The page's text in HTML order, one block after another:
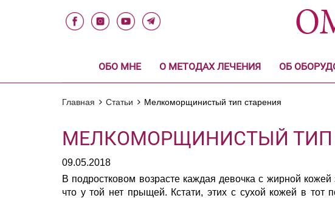
ОБО МНЕ О МЕТОДАХ ЛЕЧЕНИЯ ОБ
Главная Статьи Мелкоморщинистый тип старения
МЕЛКОМОРЩИНИСТЫЙ ТИП
09.05.2018
В подростковом возрасте каждая девочка с жирной кожей
что у той нет прыщей. Кстати, этих с сухой кожей в тот